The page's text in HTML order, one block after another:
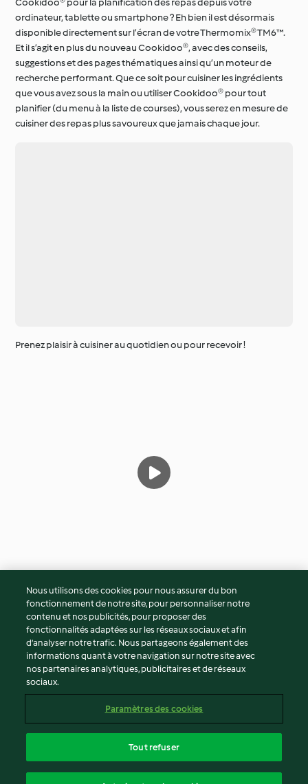
ordinateur, tablette ou smartphone ? Eh bien il est désormais
disponible directement sur l’écran de votre Thermomix® TM6™.
Et il s’agit en plus du nouveau Cookidoo®, avec des conseils,
suggestions et des pages thématiques ainsi qu’un moteur de
recherche performant. Que ce soit pour cuisiner les ingrédients
que vous avez sous la main ou utiliser Cookidoo® pour tout
planifier (du menu à la liste de courses), vous serez en mesure de
cuisiner des repas plus savoureux que jamais chaque jour.
Prenez plaisir à cuisiner au quotidien ou pour recevoir !
© Copyright 2026
Conditions d'utilisation
Politique de confidentialité
Non-responsabilité
Mentions légales
Contenu du rapport
Déclaration d'accessibilité
Nous utilisons des cookies pour nous assurer du bon
fonctionnement de notre site, pour personnaliser notre
contenu et nos publicités, pour proposer des
fonctionnalités adaptées sur les réseaux sociaux et afin
d’analyser notre trafic. Nous partageons également des
informations quant à votre navigation sur notre site avec
nos partenaires analytiques, publicitaires et de réseaux
sociaux.
Paramètres des cookies
Tout refuser